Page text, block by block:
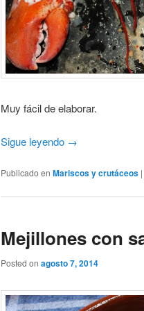
Muy fácil de elaborar.
Sigue leyendo →
Publicado en Mariscos y crutáceos |
Mejillones con
Posted on agosto 7, 2014